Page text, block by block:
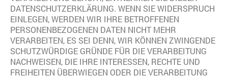
DATENSCHUTZERKLÄRUNG. WENN SIE WIDERSPRUCH
EINLEGEN, WERDEN WIR IHRE BETROFFENEN
PERSONENBEZOGENEN DATEN NICHT MEHR
VERARBEITEN, ES SEI DENN, WIR KÖNNEN ZWINGENDE
SCHUTZWÜRDIGE GRÜNDE FÜR DIE VERARBEITUNG
NACHWEISEN, DIE IHRE INTERESSEN, RECHTE UND
FREIHEITEN ÜBERWIEGEN ODER DIE VERARBEITUNG